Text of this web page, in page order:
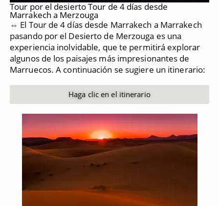
Tour por el desierto Tour de 4 días desde
Marrakech a Merzouga
⇔ El Tour de 4 días desde Marrakech a Marrakech
pasando por el Desierto de Merzouga es una
experiencia inolvidable, que te permitirá explorar
algunos de los paisajes más impresionantes de
Marruecos. A continuación se sugiere un itinerario:
Haga clic en el itinerario